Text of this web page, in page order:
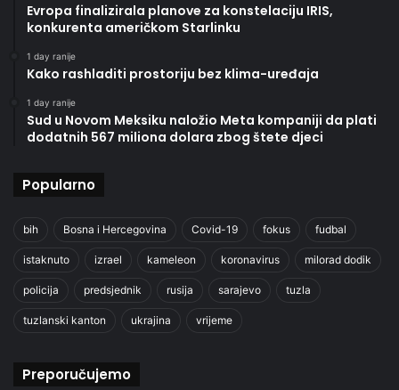
Evropa finalizirala planove za konstelaciju IRIS,
konkurenta američkom Starlinku
1 day ranije
Kako rashladiti prostoriju bez klima-uređaja
1 day ranije
Sud u Novom Meksiku naložio Meta kompaniji da plati
dodatnih 567 miliona dolara zbog štete djeci
Popularno
bih Bosna i Hercegovina Covid-19 fokus fudbal
istaknuto izrael kameleon koronavirus milorad dodik
policija predsjednik rusija sarajevo tuzla
tuzlanski kanton ukrajina vrijeme
Preporučujemo